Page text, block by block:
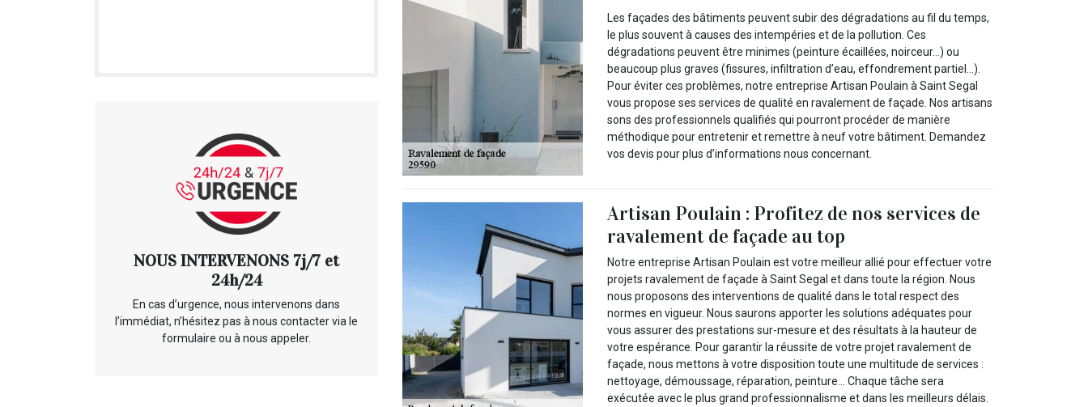
NOUS INTERVENONS 7j/7 et
24h/24
En cas d’urgence, nous intervenons dans
l’immédiat, n’hésitez pas à nous contacter via le
formulaire ou à nous appeler.
Les façades des bâtiments peuvent subir des dégradations au fil du temps,
le plus souvent à causes des intempéries et de la pollution. Ces
dégradations peuvent être minimes (peinture écaillées, noirceur…) ou
beaucoup plus graves (fissures, infiltration d’eau, effondrement partiel…).
Pour éviter ces problèmes, notre entreprise Artisan Poulain à Saint Segal
vous propose ses services de qualité en ravalement de façade. Nos artisans
sons des professionnels qualifiés qui pourront procéder de manière
méthodique pour entretenir et remettre à neuf votre bâtiment. Demandez
vos devis pour plus d’informations nous concernant.
Artisan Poulain : Profitez de nos services de
ravalement de façade au top
Notre entreprise Artisan Poulain est votre meilleur allié pour effectuer votre
projets ravalement de façade à Saint Segal et dans toute la région. Nous
nous proposons des interventions de qualité dans le total respect des
normes en vigueur. Nous saurons apporter les solutions adéquates pour
vous assurer des prestations sur-mesure et des résultats à la hauteur de
votre espérance. Pour garantir la réussite de votre projet ravalement de
façade, nous mettons à votre disposition toute une multitude de services :
nettoyage, démoussage, réparation, peinture… Chaque tâche sera
exécutée avec le plus grand professionnalisme et dans les meilleurs délais.